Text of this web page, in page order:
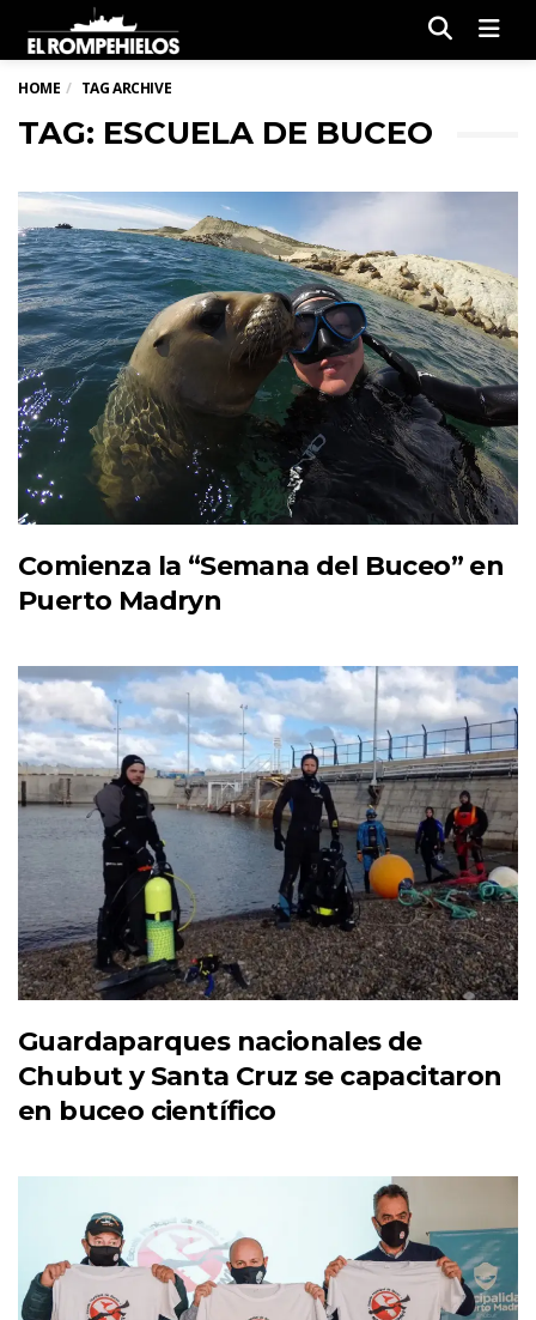
HOME TAG ARCHIVE
TAG: ESCUELA DE BUCEO
Comienza la “Semana del Buceo” en
Puerto Madryn
Guardaparques nacionales de
Chubut y Santa Cruz se capacitaron
en buceo científico